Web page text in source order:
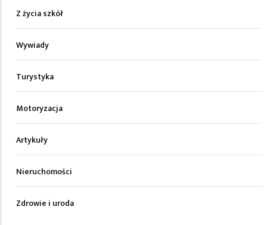
Z życia szkół
Wywiady
Turystyka
Motoryzacja
Artykuły
Nieruchomości
Zdrowie i uroda